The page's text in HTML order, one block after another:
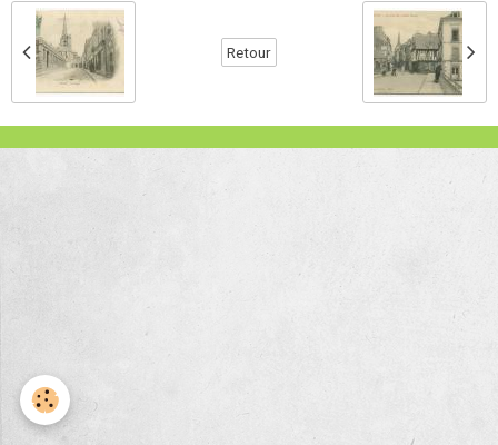
Retour